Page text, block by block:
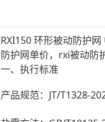
RXI150 环形被动防护
防护网单价，rxi被动防
一、执行标准
产品规范： JT/T1328-